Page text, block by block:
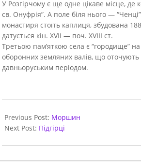
У Розгірчому є ще одне цікаве місце,
св. Онуфрія”. А поле біля нього —
монастиря стоїть каплиця, збудована
датується кін. XVII — поч. XVIII ст.
Третьою пам’яткою села є “городище”
оборонних земляних валів, що оточують
давньоруським періодом.
11-
07
Previous Post: Моршин
Next Post: Підгірці